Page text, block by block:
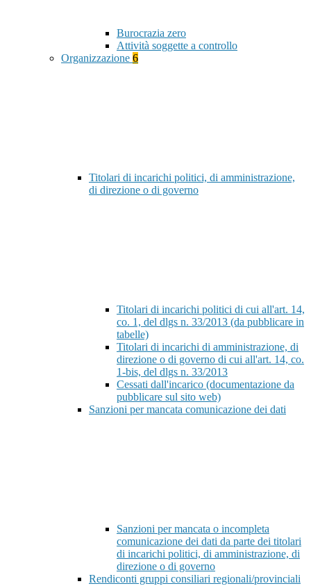
Burocrazia zero
Attività soggette a controllo
Organizzazione 6
Titolari di incarichi politici, di amministrazione,
di direzione o di governo
Titolari di incarichi politici di cui all'art. 14,
co. 1, del dlgs n. 33/2013 (da pubblicare in
tabelle)
Titolari di incarichi di amministrazione, di
direzione o di governo di cui all'art. 14, co.
1-bis, del dlgs n. 33/2013
Cessati dall'incarico (documentazione da
pubblicare sul sito web)
Sanzioni per mancata comunicazione dei dati
Sanzioni per mancata o incompleta
comunicazione dei dati da parte dei titolari
di incarichi politici, di amministrazione, di
direzione o di governo
Rendiconti gruppi consiliari regionali/provinciali